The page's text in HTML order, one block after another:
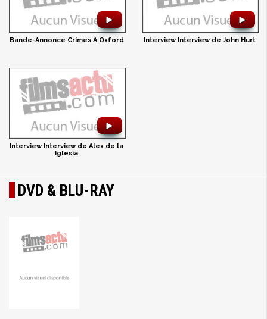
►
Bande-Annonce Crimes A Oxford
►
Interview Interview de John Hurt
►
Interview Interview de Alex de la
Iglesia
DVD & BLU-RAY